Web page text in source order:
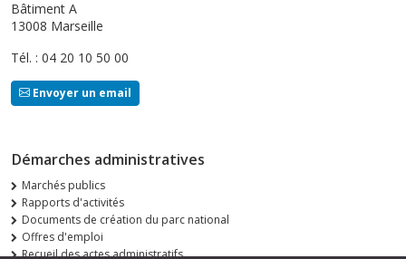
Bâtiment A
13008 Marseille
Tél. : 04 20 10 50 00
Envoyer un email
Démarches administratives
Marchés publics
Rapports d'activités
Documents de création du parc national
Offres d'emploi
Recueil des actes administratifs